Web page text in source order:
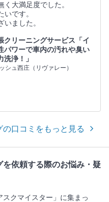
大満足度でした。
いです。
いました。
クリーニングサービス「イ
パワーで車内の汚れや臭い
洗浄！」
シュ西庄（リヴァレー）
口コミをもっと見る
依頼する際のお悩み・疑
クマイスター」に集まっ